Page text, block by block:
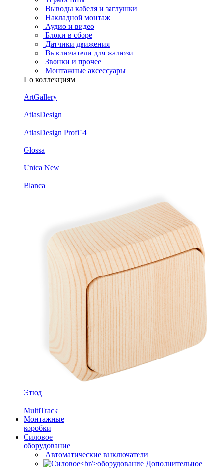
Выводы кабеля и заглушки
Накладной монтаж
Аудио и видео
Блоки в сборе
Датчики движения
Выключатели для жалюзи
Звонки и прочее
Монтажные аксессуары
По коллекциям
ArtGallery
AtlasDesign
AtlasDesign Profi54
Glossa
Unica New
Blanca
Этюд
MultiTrack
Монтажные
коробки
Силовое
оборудование
Автоматические выключатели
Дополнительное